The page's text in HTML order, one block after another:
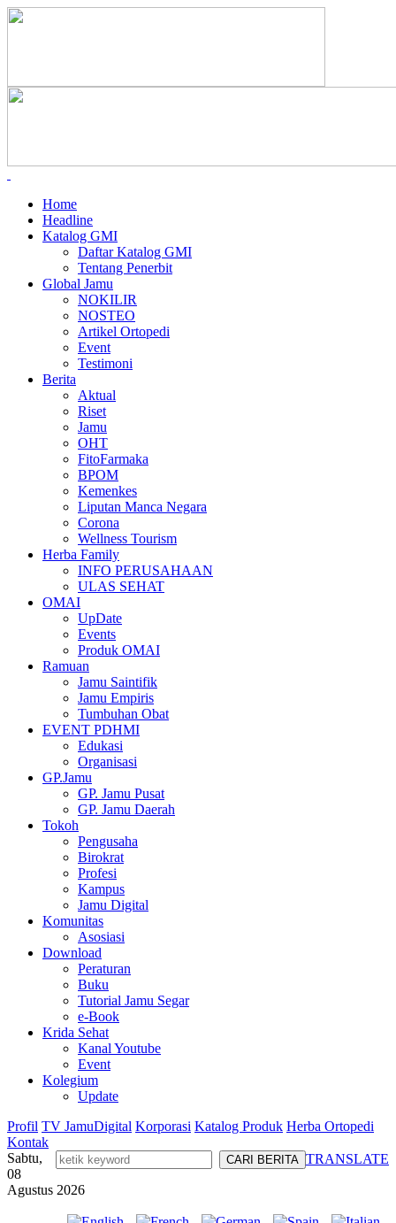
Home
Headline
Katalog GMI
Daftar Katalog GMI
Tentang Penerbit
Global Jamu
NOKILIR
NOSTEO
Artikel Ortopedi
Event
Testimoni
Berita
Aktual
Riset
Jamu
OHT
FitoFarmaka
BPOM
Kemenkes
Liputan Manca Negara
Corona
Wellness Tourism
Herba Family
INFO PERUSAHAAN
ULAS SEHAT
OMAI
UpDate
Events
Produk OMAI
Ramuan
Jamu Saintifik
Jamu Empiris
Tumbuhan Obat
EVENT PDHMI
Edukasi
Organisasi
GP.Jamu
GP. Jamu Pusat
GP. Jamu Daerah
Tokoh
Pengusaha
Birokrat
Profesi
Kampus
Jamu Digital
Komunitas
Asosiasi
Download
Peraturan
Buku
Tutorial Jamu Segar
e-Book
Krida Sehat
Kanal Youtube
Event
Kolegium
Update
Profil TV JamuDigital Korporasi Katalog Produk Herba Ortopedi
Kontak
TRANSLATE
Sabtu,
08
Agustus 2026